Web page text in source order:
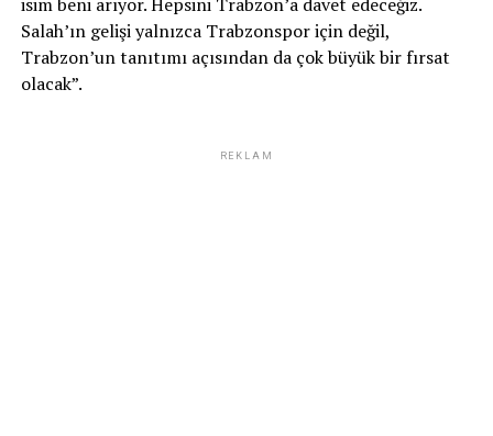
Salah’ın gelişi yalnızca Trabzonspor için değil,
Trabzon’un tanıtımı açısından da çok büyük bir fırsat
olacak”.
REKLAM